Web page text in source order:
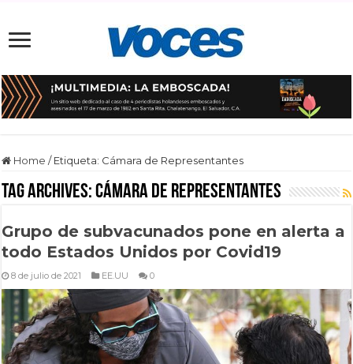
Home / Etiqueta: Cámara de Representantes
Tag Archives:Cámara de Representantes
Grupo de subvacunados pone en alerta a
todo Estados Unidos por Covid19
8 de julio de 2021 EE.UU 0